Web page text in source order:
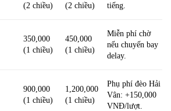
(2 chiều)
(2 chiều)
tiếng.
350,000
(1 chiều)
450,000
(1 chiều)
Miễn phí chờ
nếu chuyến bay
delay.
900,000
(1 chiều)
1,200,000
(1 chiều)
Phụ phí đèo Hải
Vân: +150,000
VNĐ/lượt.